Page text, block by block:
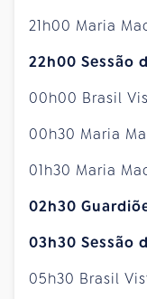
21h00 Maria
22h00 Sessão
00h00 Brasil
00h30 Maria
01h30 Maria
02h30
03h30 Sessão
05h30 Brasil